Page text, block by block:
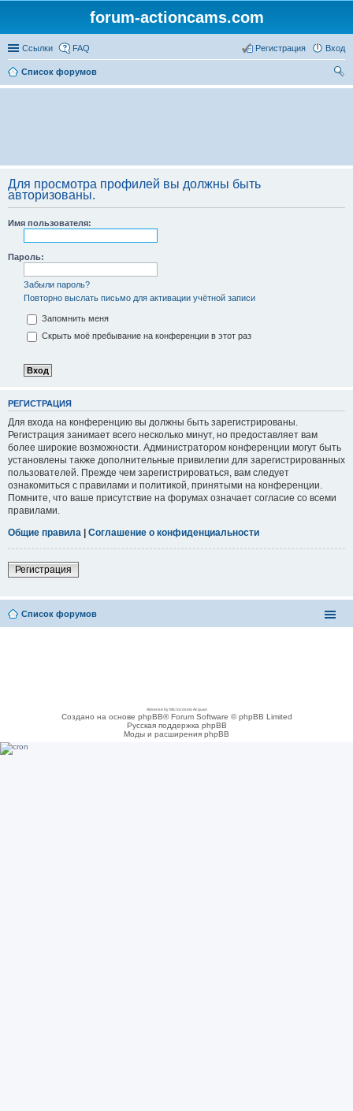
forum-actioncams.com
Ссылки FAQ Вход
Регистрация
Список форумов
ои
Для просмотра профилей вы должны быть
авторизованы.
Имя пользователя:
Пароль:
Забыли пароль?
Повторно выслать письмо для активации учётной записи
Запомнить меня
Скрыть моё пребывание на конференции в этот раз
РЕГИСТРАЦИЯ
Для входа на конференцию вы должны быть зарегистрированы.
Регистрация занимает всего несколько минут, но предоставляет вам
более широкие возможности. Администратором конференции могут быть
установлены также дополнительные привилегии для зарегистрированных
пользователей. Прежде чем зарегистрироваться, вам следует
ознакомиться с правилами и политикой, принятыми на конференции.
Помните, что ваше присутствие на форумах означает согласие со всеми
правилами.
Общие правила | Соглашение о конфиденциальности
Регистрация
Список форумов
Adsense by Microcosmo Acquari
Создано на основе phpBB® Forum Software © phpBB Limited
Русская поддержка phpBB
Моды и расширения phpBB